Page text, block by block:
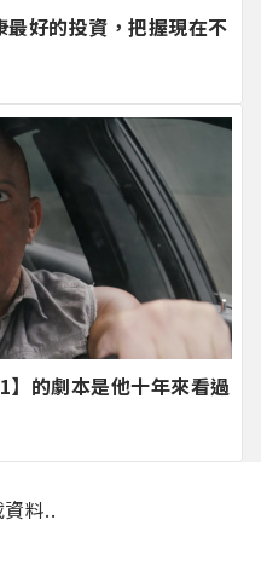
好的投資，把握現在不
的劇本是他十年來看過
料..